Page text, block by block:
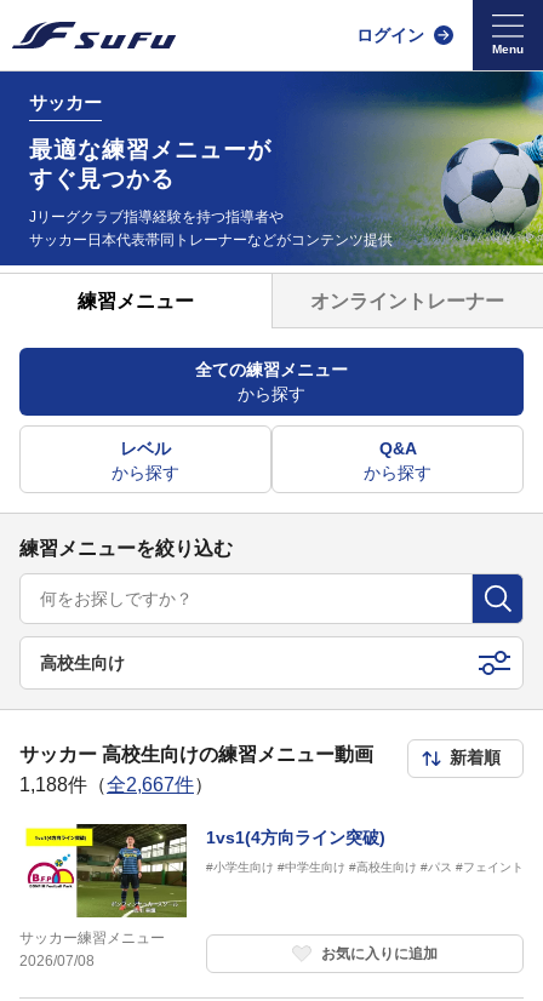
ログイン
サッカー
最適な練習メニューが
すぐ見つかる
Jリーグクラブ指導経験を持つ指導者や
サッカー日本代表帯同 トレーナーなどがコンテンツ提供
練習メニュー オンライントレーナー
全ての練習メニュー
から探す
レベル
から探す
Q&A
から探す
練習メニューを絞り込む
高校生向け
サッカー 高校生向けの練習メニュー動画
1,188件（全2,667件）
サッカー練習メニュー
2026/07/08
1vs1(4方向ライン突破)
#小学生向け #中学生向け #高校生向け #パス #フェイント
お気に入りに追加